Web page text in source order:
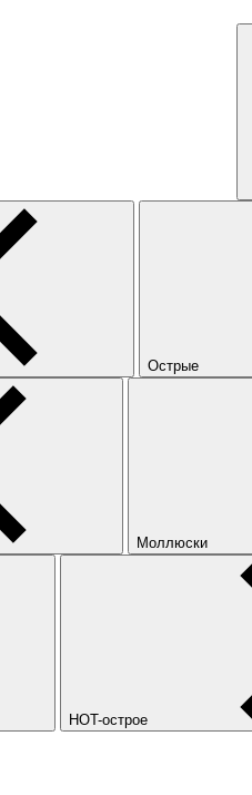
Острые
Моллюски
HOT-острое